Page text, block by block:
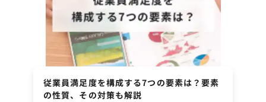
従業員満足度を構成する7つの要素は？要素
の性質、その対策も解説